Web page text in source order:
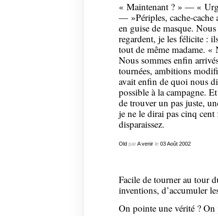
« Maintenant ? » — «
— »Périples, cache-cache
en guise de masque.
regardent, je les félicite :
tout de même madame.
Nous sommes enfin
tournées, ambitions
avait enfin de quoi nous
possible à la campagne.
de trouver un pas juste,
je ne le dirai pas cinq
disparaissez.
OldparA venirle 03 Août 2002
Facile de tourner au tour
inventions, d’accumuler
On pointe une vérité ? On